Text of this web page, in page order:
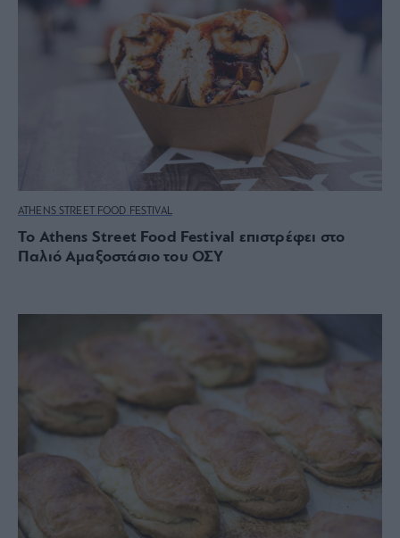
ATHENS STREET FOOD FESTIVAL
Το Athens Street Food Festival επιστρέφει στο
Παλιό Αμαξοστάσιο του ΟΣΥ